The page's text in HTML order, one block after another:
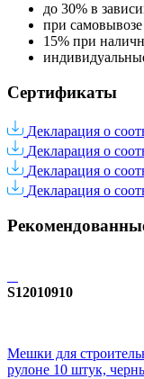
до 30% в
при самовывозе
15% при
Сертификаты
Декларация о
Декларация о
Декларация о
Декларация о
S12010910
Мешки для
рулоне 10 штук,